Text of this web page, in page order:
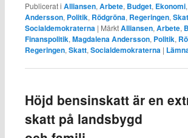
Publicerat i Alliansen, Arbete, Budget, Ekonomi,
Andersson, Politik, Rödgröna, Regeringen,
Socialdemokraterna | MärktAlliansen, Arbete,
Finanspolitik, Magdalena Andersson, Politik,
Regeringen, Skatt, Socialdemokraterna |
Höjd bensinskatt är en
skatt på landsbygd